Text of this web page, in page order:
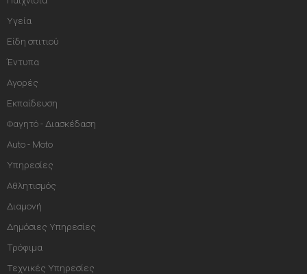
Υγεία
Είδη σπιτιού
Έντυπα
Αγορές
Εκπαίδευση
Φαγητό - Διασκέδαση
Auto - Moto
Υπηρεσίες
Αθλητισμός
Διαμονή
Δημόσιες Υπηρεσίες
Τρόφιμα
Τεχνικές Υπηρεσίες